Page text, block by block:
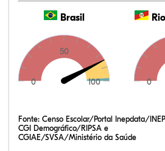
Brasil
0
50
100 0
Fonte: Censo Escolar/Portal Inepdata/
CGI Demográfico/RIPSA e
CGIAE/SVSA/Ministério da Saúde